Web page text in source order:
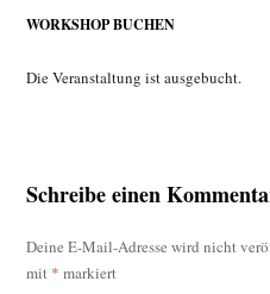
WORKSHOP BUCHEN
Die Veranstaltung ist ausgebucht.
Schreibe einen
Deine E-Mail-Adresse wird nicht
mit * markiert